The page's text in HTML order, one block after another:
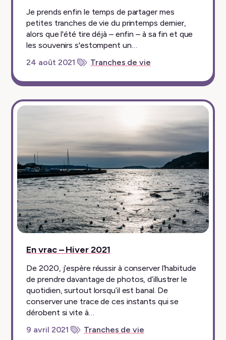
Je prends enfin le temps de partager mes
petites tranches de vie du printemps dernier,
alors que l'été tire déjà – enfin – à sa fin et que
les souvenirs s'estompent un…
24 août 2021
Tranches de vie
En vrac – Hiver 2021
De 2020, j’espère réussir à conserver l’habitude
de prendre davantage de photos, d’illustrer le
quotidien, surtout lorsqu’il est banal. De
conserver une trace de ces instants qui se
dérobent si vite à…
9 avril 2021
Tranches de vie